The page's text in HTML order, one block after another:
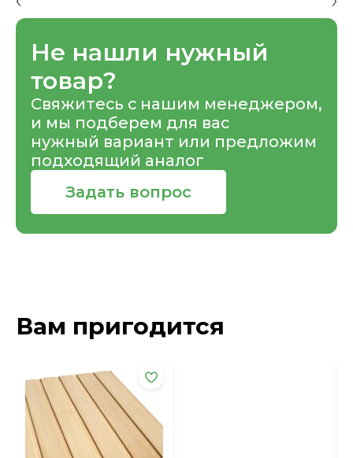
Не нашли нужный
товар?
Свяжитесь с нашим менеджером,
и мы подберем для вас
нужный вариант или предложим
подходящий аналог
Задать вопрос
Вам пригодится